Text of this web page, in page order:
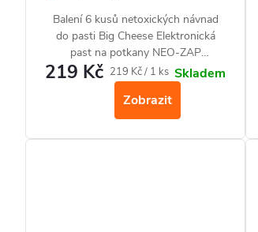
Balení 6 kusů netoxických návnad
do pasti Big Cheese Elektronická
past na potkany NEO-ZAP
vyvinutých profesionály na hubení
hlodavců.
219 Kč Měrná
219 Kč / 1 ks Skladem
Zobrazit